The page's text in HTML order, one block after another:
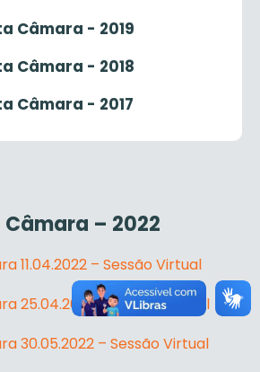
Câmara - 2019
Câmara - 2018
Câmara - 2017
– 2022
11.04.2022 – Sessão Virtual
25.04.2022 – Sessão Virtual
30.05.2022 – Sessão Virtual